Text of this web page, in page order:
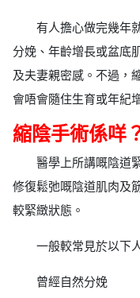
有人擔心做完幾年
分娩、年齡增長或盆底
及夫妻親密感。不過，
會唔會隨住生育或年紀
縮陰手術係咩
醫學上所講嘅陰道
修復鬆弛嘅陰道肌肉及
較緊緻狀態。
一般較常見於以下
曾經自然分娩